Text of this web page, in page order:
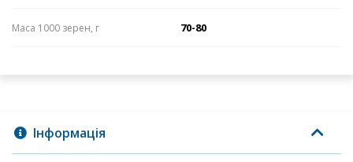
Маса 1000 зерен, г 70-80
Інформація